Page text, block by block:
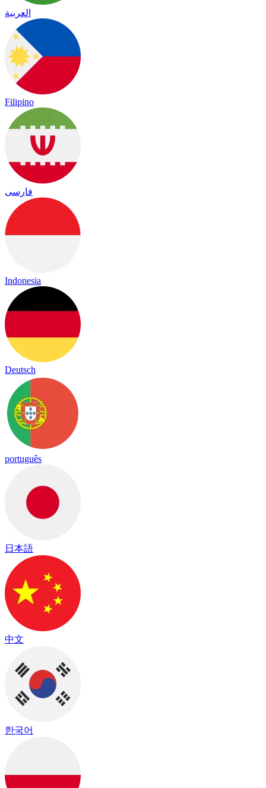
العربية
Filipino
فارسی
Indonesia
Deutsch
português
日本語
中文
한국어